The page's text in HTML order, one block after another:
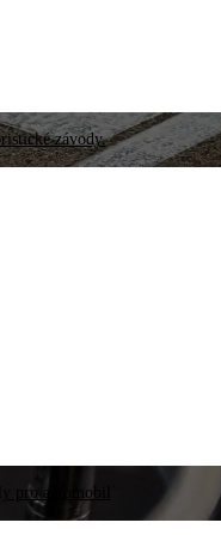
závody.
pro automobil